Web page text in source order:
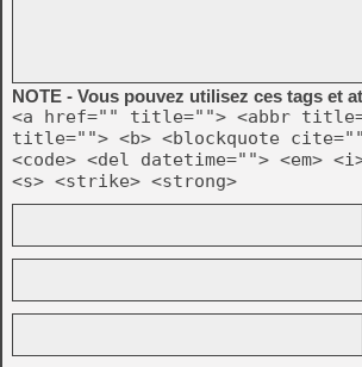
NOTE - Vous pouvez utilisez ces tags et
<a href="" title=""> <abbr
title=""> <b> <blockquote
<code> <del datetime=""> <em>
<s> <strike> <strong>